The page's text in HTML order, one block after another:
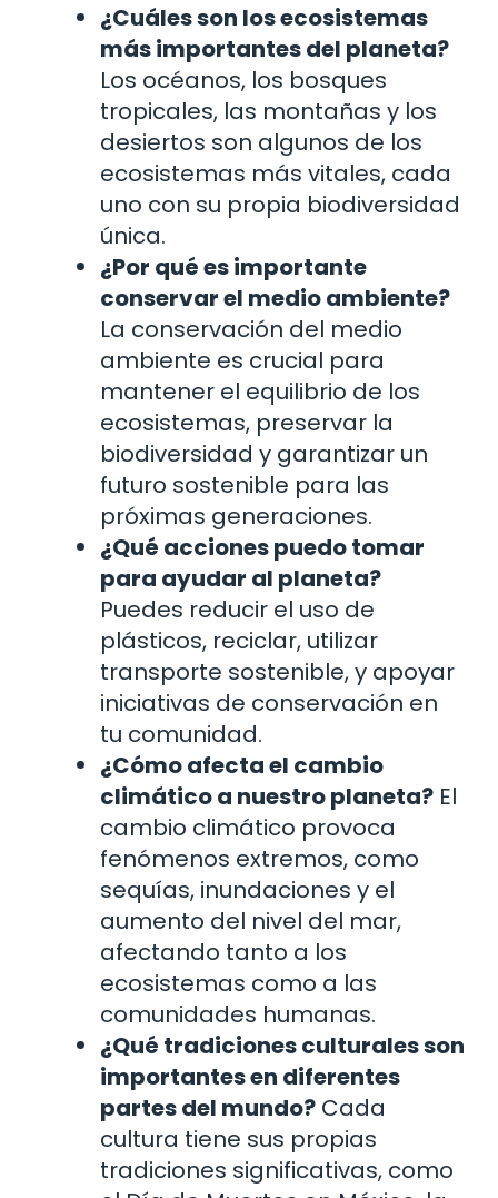
¿Cuáles son los ecosistemas
más importantes del planeta?
Los océanos, los bosques
tropicales, las montañas y los
desiertos son algunos de los
ecosistemas más vitales, cada
uno con su propia biodiversidad
única.
¿Por qué es importante
conservar el medio ambiente?
La conservación del medio
ambiente es crucial para
mantener el equilibrio de los
ecosistemas, preservar la
biodiversidad y garantizar un
futuro sostenible para las
próximas generaciones.
¿Qué acciones puedo tomar
para ayudar al planeta?
Puedes reducir el uso de
plásticos, reciclar, utilizar
transporte sostenible, y apoyar
iniciativas de conservación en
tu comunidad.
¿Cómo afecta el cambio
climático a nuestro planeta? El
cambio climático provoca
fenómenos extremos, como
sequías, inundaciones y el
aumento del nivel del mar,
afectando tanto a los
ecosistemas como a las
comunidades humanas.
¿Qué tradiciones culturales son
importantes en diferentes
partes del mundo? Cada
cultura tiene sus propias
tradiciones significativas, como